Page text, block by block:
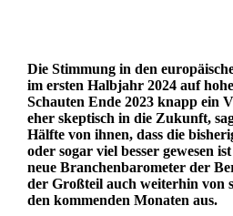
Die Stimmung in den
im ersten Halbjahr 2024 auf
Schauten Ende 2023 knapp ein
eher skeptisch in die Zukunft,
Hälfte von ihnen, dass die
oder sogar viel besser gewesen
neue Branchenbarometer der
der Großteil auch weiterhin von
den kommenden Monaten aus.